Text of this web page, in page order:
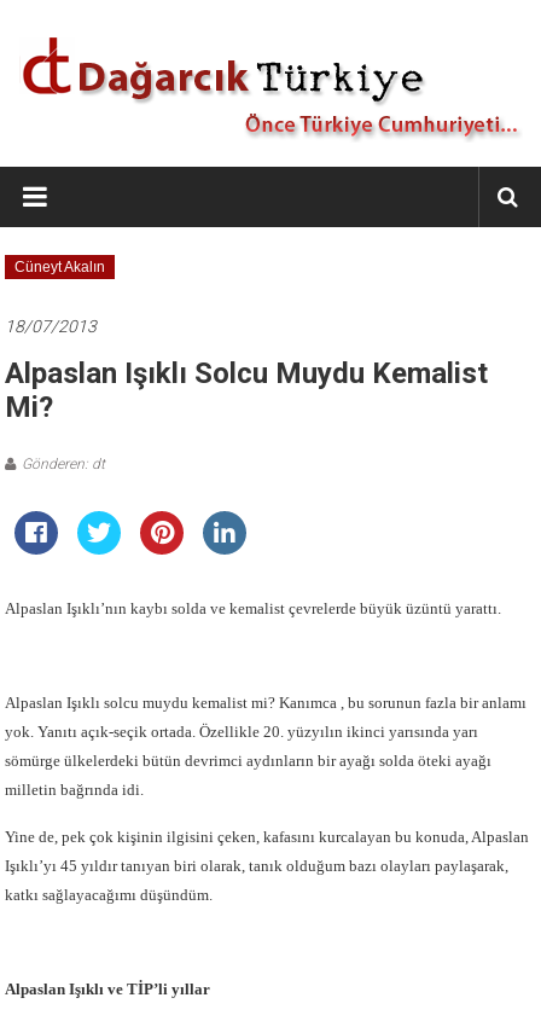
Dağarcık
Türkiye
Önce
Türkiye
Cüneyt Akalın
18/07/2013
Alpaslan Işıklı Solcu Muydu Kemalist
Mi?
Gönderen: dt
Alpaslan Işıklı’nın kaybı solda ve kemalist çevrelerde büyük üzüntü yarattı.
Alpaslan Işıklı solcu muydu kemalist mi? Kanımca , bu sorunun fazla bir anlamı
yok. Yanıtı açık-seçik ortada. Özellikle 20. yüzyılın ikinci yarısında yarı
sömürge ülkelerdeki bütün devrimci aydınların bir ayağı solda öteki ayağı
milletin bağrında idi.
Yine de, pek çok kişinin ilgisini çeken, kafasını kurcalayan bu konuda, Alpaslan
Işıklı’yı 45 yıldır tanıyan biri olarak, tanık olduğum bazı olayları paylaşarak,
katkı sağlayacağımı düşündüm.
Alpaslan Işıklı ve TİP’li yıllar